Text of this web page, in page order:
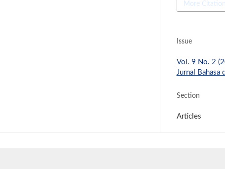
More
Issue
Vol. 9 No. 2
Jurnal Bahasa
Section
Articles